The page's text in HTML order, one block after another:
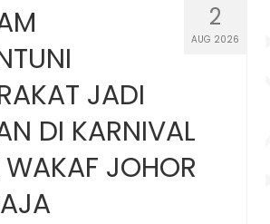
2
AUG 2026
JADI
DI KARNIVAL
JOHOR